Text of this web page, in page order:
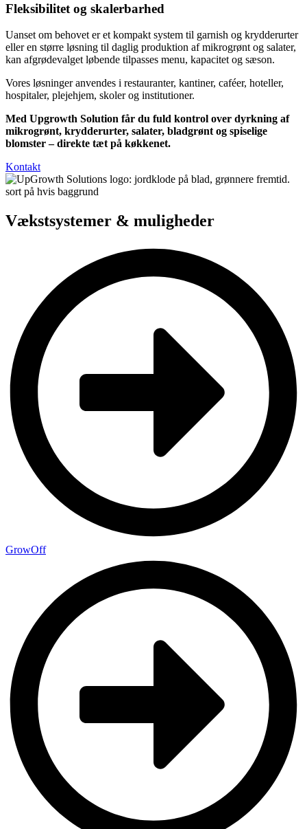
Fleksibilitet og skalerbarhed
Uanset om behovet er et kompakt system til garnish og krydderurter
eller en større løsning til daglig produktion af mikrogrønt og salater,
kan afgrødevalget løbende tilpasses menu, kapacitet og sæson.
Vores løsninger anvendes i restauranter, kantiner, caféer, hoteller,
hospitaler, plejehjem, skoler og institutioner.
Med Upgrowth Solution får du fuld kontrol over dyrkning af
mikrogrønt, krydderurter, salater, bladgrønt og spiselige
blomster – direkte tæt på køkkenet.
Kontakt
Vækstsystemer & muligheder
GrowOff